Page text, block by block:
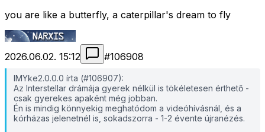
you are like a butterfly, a caterpillar's dream to fly
2026.06.02. 15:12 #106908
IMYke2.0.0.0 írta (#106907):
Az Interstellar drámája gyerek nélkül is tökéletesen érthető -
csak gyerekes apaként még jobban.
Én is mindig könnyekig meghatódom a videóhívásnál, és a
kórházas jelenetnél is, sokadszorra - 1-2 évente újranézés.